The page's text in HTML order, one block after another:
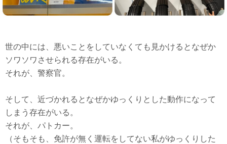
世の中には、悪いことをしていなくても見かけるとなぜか
ソワソワさせられる存在がいる。
それが、警察官。
そして、近づかれるとなぜかゆっくりとした動作になって
しまう存在がいる。
それが、パトカー。
（そもそも、免許が無く運転をしてない私がゆっくりした